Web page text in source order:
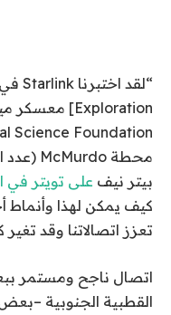
“
بيتر نيف على تويتر في
كيف يمكن لهذا وأنماط
تعزز اتصالاتنا وقد تغير
اتصال ناجح ومستمر
القطبية الجنوبية –